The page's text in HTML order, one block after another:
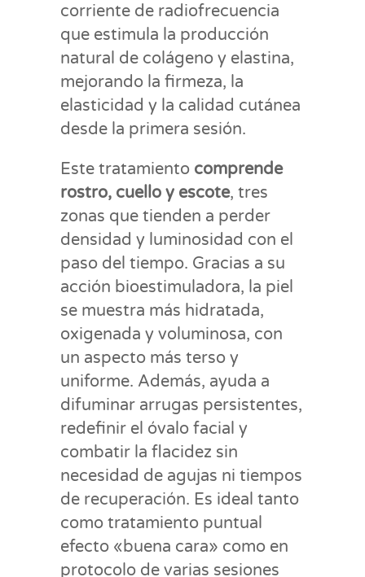
corriente de radiofrecuencia
que estimula la producción
natural de colágeno y elastina,
mejorando la firmeza, la
elasticidad y la calidad cutánea
desde la primera sesión.
Este tratamiento comprende
rostro, cuello y escote, tres
zonas que tienden a perder
densidad y luminosidad con el
paso del tiempo. Gracias a su
acción bioestimuladora, la piel
se muestra más hidratada,
oxigenada y voluminosa, con
un aspecto más terso y
uniforme. Además, ayuda a
difuminar arrugas persistentes,
redefinir el óvalo facial y
combatir la flacidez sin
necesidad de agujas ni tiempos
de recuperación. Es ideal tanto
como tratamiento puntual
efecto «buena cara» como en
protocolo de varias sesiones